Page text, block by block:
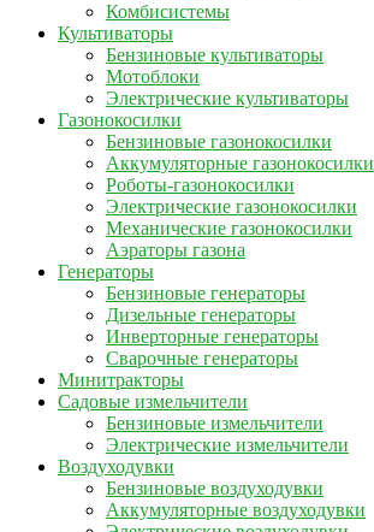
Комбисистемы
Культиваторы
Бензиновые культиваторы
Мотоблоки
Электрические культиваторы
Газонокосилки
Бензиновые газонокосилки
Аккумуляторные газонокосилки
Роботы-газонокосилки
Электрические газонокосилки
Механические газонокосилки
Аэраторы газона
Генераторы
Бензиновые генераторы
Дизельные генераторы
Инверторные генераторы
Сварочные генераторы
Минитракторы
Садовые измельчители
Бензиновые измельчители
Электрические измельчители
Воздуходувки
Бензиновые воздуходувки
Аккумуляторные воздуходувки